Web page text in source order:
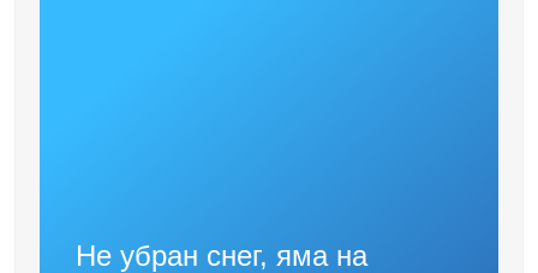
Не убран снег, яма на